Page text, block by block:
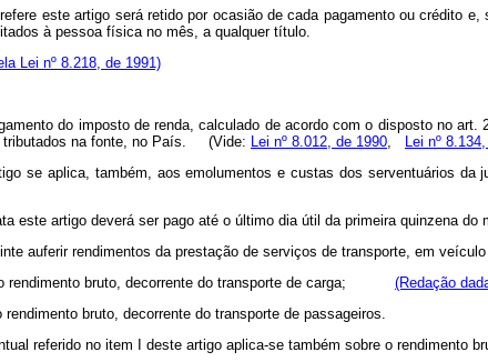
este artigo será retido por ocasião de cada pagamento ou crédito
à pessoa física no mês, a qualquer título.
Lei nº 8.218, de 1991)
do imposto de renda, calculado de acordo com o disposto no
tributados na fonte, no País. (Vide: Lei nº 8.012, de 1990, Lei nº
se aplica, também, aos emolumentos e custas dos serventuários
este artigo deverá ser pago até o último dia útil da primeira quinzena
auferir rendimentos da prestação de serviços de transporte, em
rendimento bruto, decorrente do transporte de carga; (Redação
rendimento bruto, decorrente do transporte de passageiros.
referido no item I deste artigo aplica-se também sobre o rendimento